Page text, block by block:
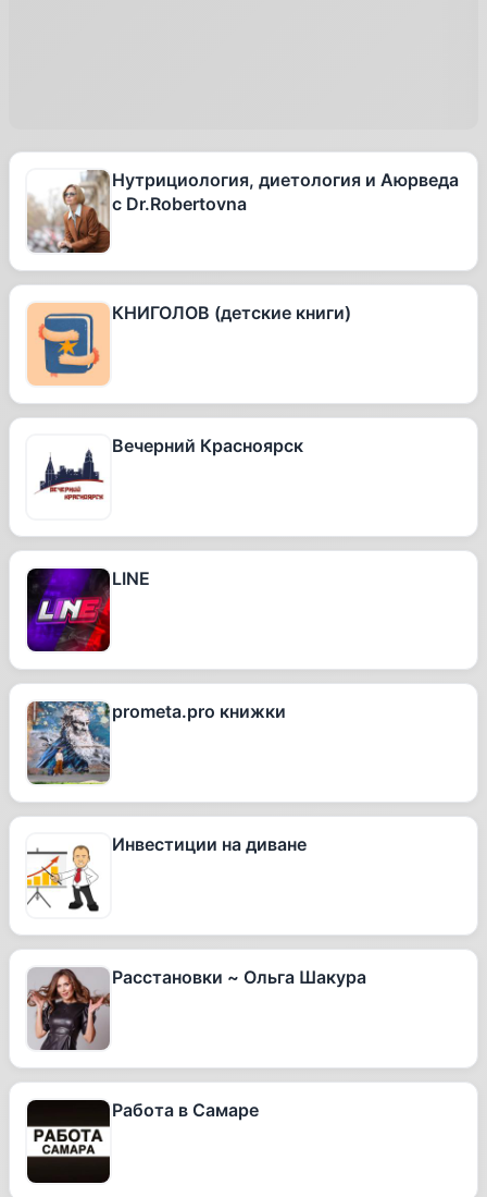
Нутрициология, диетология и Аюрведа
с Dr.Robertovna
КНИГОЛОВ (детские книги)
Вечерний Красноярск
LINE
prometa.pro книжки
Инвестиции на диване
Расстановки ~ Ольга Шакура
Работа в Самаре